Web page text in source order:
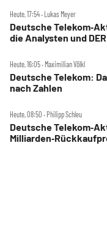
Heute, 17:54 ‧ Lukas Meyer
Deutsche
die Analysten und
Heute, 16:05 ‧ Maximilian Völkl
Deutsche Telekom:
nach Zahlen
Heute, 08:50 ‧ Philipp Schleu
Deutsche